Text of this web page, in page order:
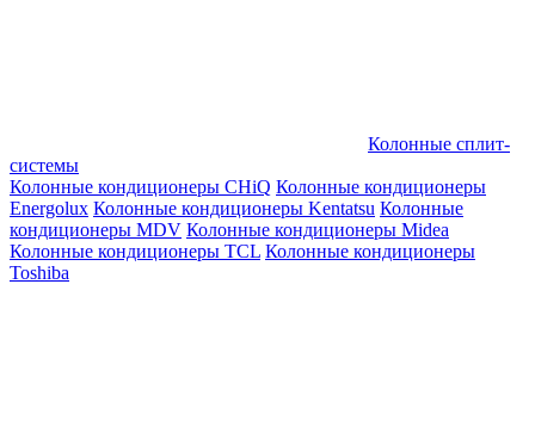
Колонные сплит-
системы
Колонные кондиционеры CHiQ Колонные кондиционеры
Energolux Колонные кондиционеры Kentatsu Колонные
кондиционеры MDV Колонные кондиционеры Midea
Колонные кондиционеры TCL Колонные кондиционеры
Toshiba